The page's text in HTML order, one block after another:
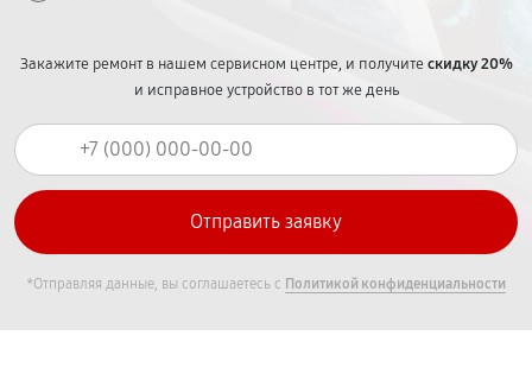
Закажите ремонт в нашем сервисном центре, и получитескидку 20%
и исправное устройство в тот же день
*Отправляя данные, вы соглашаетесь с Политикой конфиденциальности